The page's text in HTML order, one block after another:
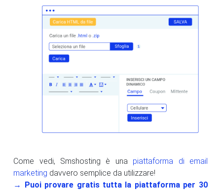
Come vedi, Smshosting è una piattaforma di email
marketing davvero semplice da utilizzare!
→ Puoi provare gratis tutta la piattaforma per 30